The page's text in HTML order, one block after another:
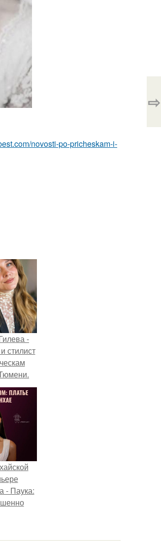
novosti-po-pricheskam-i-
⇨
-
стилист
- Паука: